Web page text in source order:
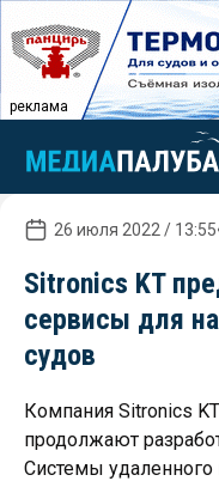
реклама
26 июля 2022 / 13:55
Sitronics KT
сервисы для
судов
Компания Sitronics
продолжают
Системы